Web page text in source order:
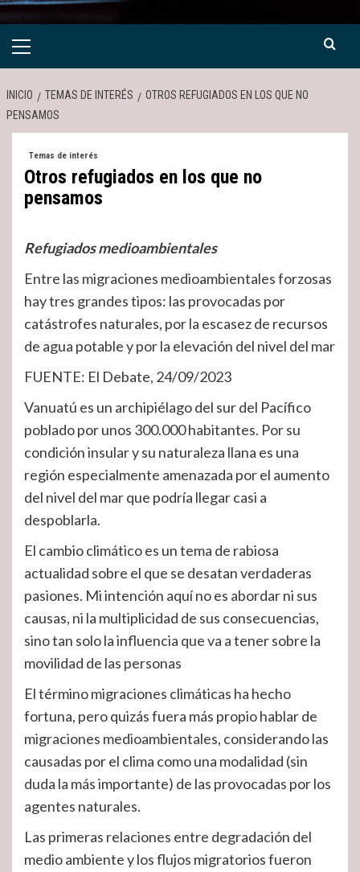
Menú
INICIO TEMAS DE INTERÉS
OTROS REFUGIADOS EN LOS QUE NO
PENSAMOS
Temas de interés
Otros refugiados en los que no
pensamos
Refugiados medioambientales
Entre las migraciones medioambientales forzosas
hay tres grandes tipos: las provocadas por
catástrofes naturales, por la escasez de recursos
de agua potable y por la elevación del nivel del mar
FUENTE: El Debate, 24/09/2023
Vanuatú es un archipiélago del sur del Pacífico
poblado por unos 300.000 habitantes. Por su
condición insular y su naturaleza llana es una
región especialmente amenazada por el aumento
del nivel del mar que podría llegar casi a
despoblarla.
El cambio climático es un tema de rabiosa
actualidad sobre el que se desatan verdaderas
pasiones. Mi intención aquí no es abordar ni sus
causas, ni la multiplicidad de sus consecuencias,
sino tan solo la influencia que va a tener sobre la
movilidad de las personas
El término migraciones climáticas ha hecho
fortuna, pero quizás fuera más propio hablar de
migraciones medioambientales, considerando las
causadas por el clima como una modalidad (sin
duda la más importante) de las provocadas por los
agentes naturales.
Las primeras relaciones entre degradación del
medio ambiente y los flujos migratorios fueron